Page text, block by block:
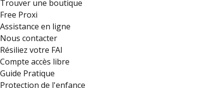
Trouver une boutique
Free Proxi
Assistance en ligne
Nous contacter
Résiliez votre FAI
Compte accès libre
Guide Pratique
Protection de l'enfance